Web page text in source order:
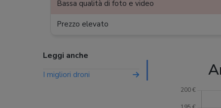
Bassa qualità di foto e video
Prezzo elevato
Leggi anche
I migliori droni